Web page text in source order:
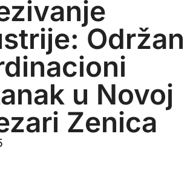
Održan
u Novoj
Zenica